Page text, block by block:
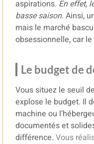
aspirations. En effet,
basse saison. Ainsi,
mais le marché
obsessionnelle, car
Le budget de
Vous situez le seuil
explose le budget. Il
machine ou
documentés et
différence. Vous